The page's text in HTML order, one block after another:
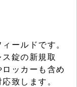
ールドです。
錠の新規取
ッカーも含め
致します。